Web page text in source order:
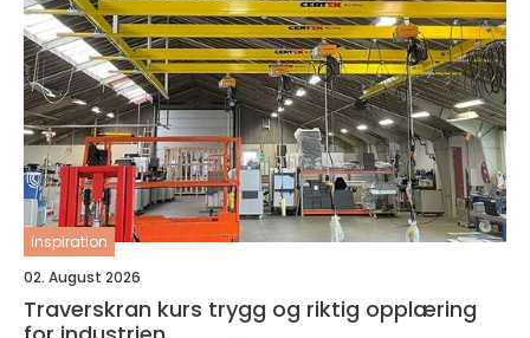
inspiration
02. August 2026
Traverskran kurs trygg og riktig opplæring